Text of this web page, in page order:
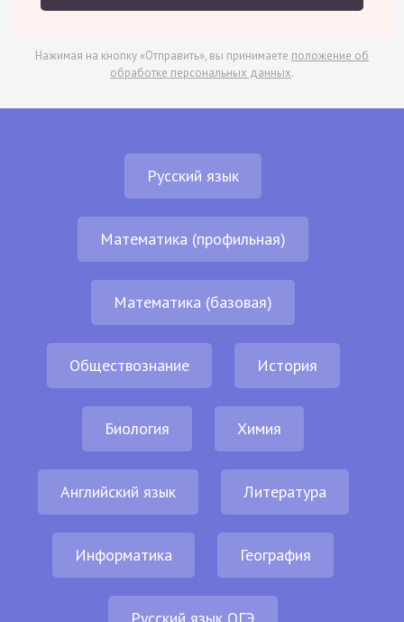
Нажимая на кнопку «Отправить», вы принимаете положение об
обработке персональных данных.
Русский язык
Математика (профильная)
Математика (базовая)
Обществознание История
Биология Химия
Английский язык Литература
Информатика География
Русский язык ОГЭ